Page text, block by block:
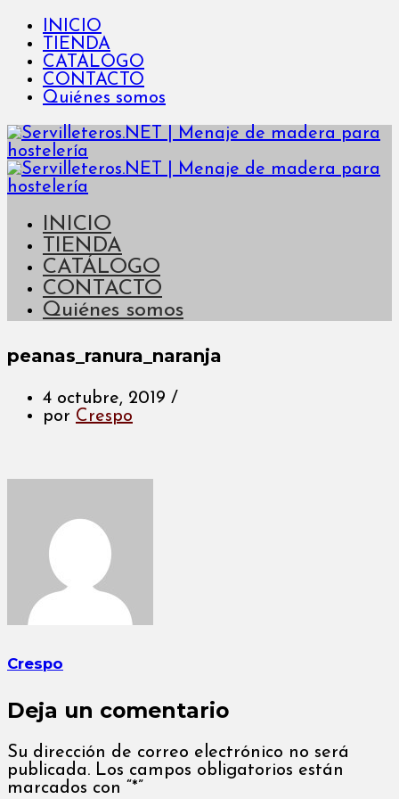
INICIO
TIENDA
CATÁLOGO
CONTACTO
Quiénes somos
INICIO
TIENDA
CATÁLOGO
CONTACTO
Quiénes somos
peanas_ranura_naranja
4 octubre, 2019 /
por Crespo
Crespo
Deja un comentario
Su dirección de correo electrónico no será
publicada. Los campos obligatorios están
marcados con “*”